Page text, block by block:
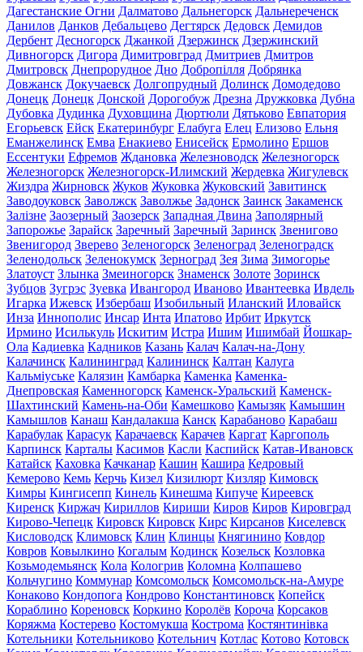
Дагестанские Огни Далматово Дальнегорск Дальнереченск
Данилов Данков Дебальцево Дегтярск Дедовск Демидов
Дербент Десногорск Джанкой Дзержинск Дзержинский
Дивногорск Дигора Димитровград Дмитриев Дмитров
Дмитровск Днепрорудное Дно Добропілля Добрянка
Довжанск Докучаевск Долгопрудный Долинск Домодедово
Донецк Донецк Донской Дорогобуж Дрезна Дружковка Дубна
Дубовка Дудинка Духовщина Дюртюли Дятьково Евпатория
Егорьевск Ейск Екатеринбург Елабуга Елец Елизово Ельня
Еманжелинск Емва Енакиево Енисейск Ермолино Ершов
Ессентуки Ефремов Ждановка Железноводск Железногорск
Железногорск Железногорск-Илимский Жердевка Жигулевск
Жиздра Жирновск Жуков Жуковка Жуковский Завитинск
Заводоуковск Заволжск Заволжье Задонск Заинск Закаменск
Залізне Заозерный Заозерск Западная Двина Заполярный
Запорожье Зарайск Заречный Заречный Заринск Звенигово
Звенигород Зверево Зеленогорск Зеленоград Зеленоградск
Зеленодольск Зеленокумск Зерноград Зея Зима Зимогорье
Златоуст Злынка Змеиногорск Знаменск Золоте Зоринск
Зубцов Зугрэс Зуевка Ивангород Иваново Ивантеевка Ивдель
Игарка Ижевск Избербаш Изобильный Иланский Иловайск
Инза Иннополис Инсар Инта Ипатово Ирбит Иркутск
Ирмино Исилькуль Искитим Истра Ишим Ишимбай Йошкар-
Ола Кадиевка Кадников Казань Калач Калач-на-Дону
Калачинск Калининград Калининск Калтан Калуга
Кальміуське Калязин Камбарка Каменка Каменка-
Днепровская Каменногорск Каменск-Уральский Каменск-
Шахтинский Камень-на-Оби Камешково Камызяк Камышин
Камышлов Канаш Кандалакша Канск Карабаново Карабаш
Карабулак Карасук Карачаевск Карачев Каргат Каргополь
Карпинск Карталы Касимов Касли Каспийск Катав-Ивановск
Катайск Каховка Качканар Кашин Кашира Кедровый
Кемерово Кемь Керчь Кизел Кизилюрт Кизляр Кимовск
Кимры Кингисепп Кинель Кинешма Кипуче Киреевск
Киренск Киржач Кириллов Кириши Киров Киров Кировград
Кирово-Чепецк Кировск Кировск Кирс Кирсанов Киселевск
Кисловодск Климовск Клин Клинцы Княгинино Ковдор
Ковров Ковылкино Когалым Кодинск Козельск Козловка
Козьмодемьянск Кола Кологрив Коломна Колпашево
Кольчугино Коммунар Комсомольск Комсомольск-на-Амуре
Конаково Кондопога Кондрово Константиновск Копейск
Кораблино Кореновск Коркино Королёв Короча Корсаков
Коряжма Костерево Костомукша Кострома Костянтинівка
Котельники Котельниково Котельнич Котлас Котово Котовск